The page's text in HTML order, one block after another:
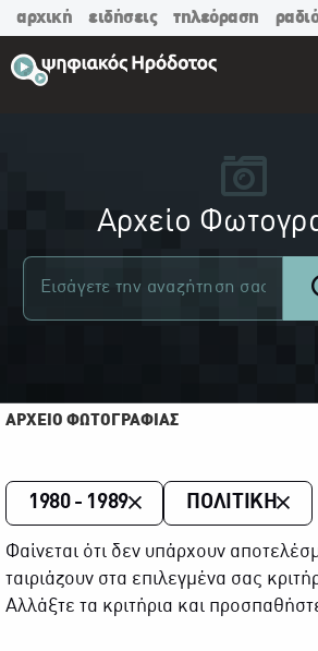
αρχική ειδήσεις τηλεόραση
Αρχείο
ΑΡΧΕΙΟ ΦΩΤΟΓΡΑΦΙΑΣ
1980 - 1989 ΠΟΛΙΤΙΚΗ
Φαίνεται ότι δεν υπάρχουν
ταιριάζουν στα επιλεγμένα σας
Αλλάξτε τα κριτήρια και